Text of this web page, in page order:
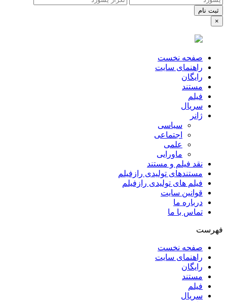
×
صفحه نخست
راهنمای سایت
رایگان
مستند
فیلم
سریال
ژانر
سیاسی
اجتماعی
علمی
ماورایی
نقد فیلم و مستند
مستندهای تولیدی رازفیلم
فیلم های تولیدی رازفیلم
قوانین سایت
درباره ما
تماس با ما
فهرست
صفحه نخست
راهنمای سایت
رایگان
مستند
فیلم
سریال